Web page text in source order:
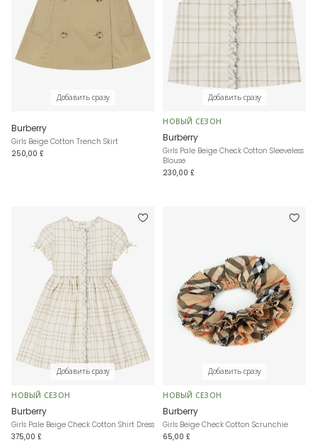
Добавить сразу
Burberry
Girls Beige Cotton Trench Skirt
250,00 £
Добавить сразу
НОВЫЙ СЕЗОН
Burberry
Girls Pale Beige Check Cotton Sleeveless
Blouse
230,00 £
Добавить сразу
НОВЫЙ СЕЗОН
Burberry
Girls Pale Beige Check Cotton Shirt Dress
375,00 £
Добавить сразу
НОВЫЙ СЕЗОН
Burberry
Girls Beige Check Cotton Scrunchie
65,00 £